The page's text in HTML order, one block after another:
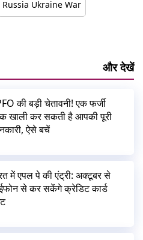
Russia Ukraine War
और देखें
की बड़ी चेतावनी! एक फर्जी
खाली कर सकती है आपकी पूरी
ऐसे बचें
में एपल पे की एंट्री: अक्टूबर से
से कर सकेंगे क्रेडिट कार्ड